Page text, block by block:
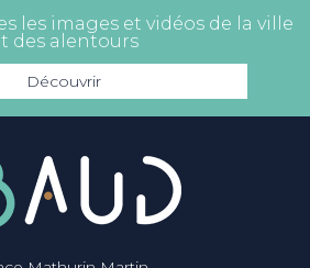
les images et vidéos de la ville
des alentours
Découvrir